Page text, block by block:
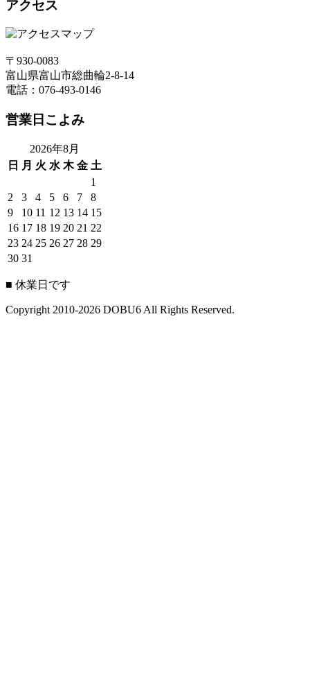
アクセス
〒930-0083
富山県富山市総曲輪2-8-14
電話：076-493-0146
営業日こよみ
2026年8月
日
月 火 水 木 金 土
1
2
3 4 5 6 7
8
9
10 11 12 13 14 15
16 17 18 19 20 21 22
23 24 25 26 27 28 29
30 31
■ 休業日です
Copyright 2010-2026 DOBU6 All Rights Reserved.